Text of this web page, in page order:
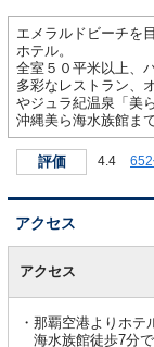
エメラルドビーチを
ホテル。
全室５０平米以上、
多彩なレストラン、
やジュラ紀温泉「美
沖縄美ら海水族館ま
評価 4.4 652
アクセス
アクセス
那覇空港よりホテ
海水族館徒歩7分